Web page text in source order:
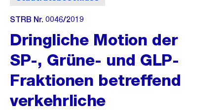
STRB Nr. 0046/2019
Dringliche Motion der
SP-, Grüne- und GLP-
Fraktionen betreffend
verkehrliche